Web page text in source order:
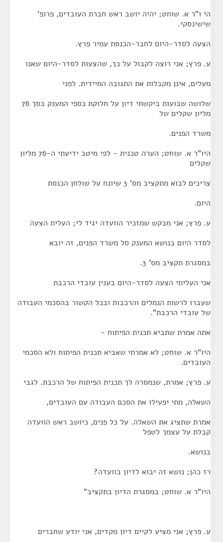
הי ו"ר א. שוחט; יהיה יושב ראש חברת העובדים, פרופ'
שישינסקי.
הצעה לסדר-היום לחבר-הכנסת עמיר פרץ.
ע. פרץ; אני רוצה לקבול על כך, שהצעות לסדר-היום שאנו
מעלים, אינן מקבלות את התגובה המיידית. לפני
שלושה שבועות ביקשתי דיון על חלוקת כספי המענק בסך 76
מליון שקלים של
משרד הפנים.
היו"ר א. שוחט; הערה טכנית - לפי מיטב ידיעתי ה-76 מליון
שקלים
צריכים לבוא מתקציב מס' 3 שיונח על שולחן הכנסת
היום.
ע. פרץ; אני מבקש שמזכיר הוועדה יגיד לי; העלית הצעה
לסדר היום בנושא המענק סל משרד הפנים, זה יובא
במסגרת תקציב מס' 3.
אני העליתי הצעה לסדר-היום בענין עובדי הרכבת
שעברו לרשות הנמלים והרכבות ובכל הקשור בהסכמי העבודה
של עובדי הרכבת".
אתה אמרת שתביא תכנית הפיתוח -
היו"ר א. שוחט; לא אמרתי שאביא תכנית הפיתוח ולא הסכמי
העובדים.
ע. פרץ; אמרת, שנמסרה לך תכנית הפיתוח של הרכבת. לגבי
השאלה, מתי יפעילו את הסכם העבודה עם העובדים,
אמרת שתציג את השאלה. על כל פנים, כיושב ראש הוועדה
קבלת על עצמך לטפל
בנושא.
רז כהן; נושא זה יבוא לדיון בוועדה?
היו"ר א. שוחט; במסגרת הדיון בתקציב"
ע. פרץ; אני מציע לקיים דיון מקדים, אני יודע שחברים